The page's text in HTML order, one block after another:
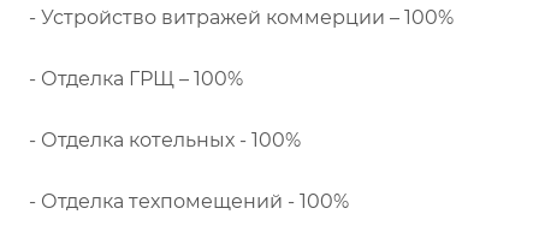
- Устройство витражей коммерции – 100%
- Отделка ГРЩ – 100%
- Отделка котельных - 100%
- Отделка техпомещений - 100%